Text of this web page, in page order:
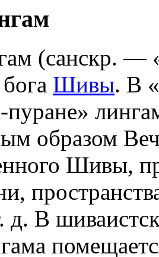
(санскр. —
Шивы. В
образом
Шивы,
д. В